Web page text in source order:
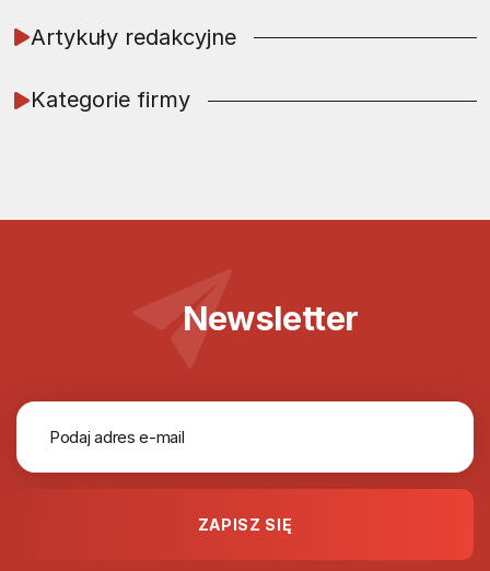
Artykuły redakcyjne
Kategorie firmy
Newsletter